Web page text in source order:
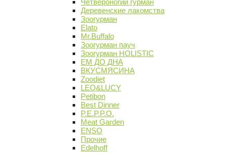
Четвероногий гурман
Деревенские лакомства
Зоогурман
Elato
Mr.Buffalo
Зоогурман пауч
Зоогурман HOLISTIC
ЕМ ДО ДНА
ВКУСМЯСИНА
Zoodiet
LEO&LUCY
Petibon
Best Dinner
P.E.P.P.O.
Meat Garden
ENSO
Прочие
Edelhoff